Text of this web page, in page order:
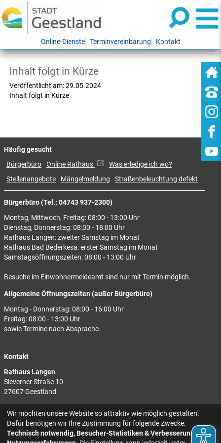
Online-Dienste Terminvereinbarung Kontakt
Inhalt folgt in Kürze
Veröffentlicht am:29.05.2024
Inhalt folgt in Kürze
Bürgerbüro (Tel.: 04743 937-2300)
Montag, Mittwoch, Freitag: 08:00 - 13:00 Uhr
Dienstag, Donnerstag: 08:00 - 18:00 Uhr
Rathaus Langen: zweiter Samstag im Monat
Rathaus Bad Bederkesa: erster Samstag im Monat
Samstagsöffnungszeiten: 08:00 - 13:00 Uhr
Besuche im Einwohnermeldeamt sind nur mit Termin möglich.
Allgemeine Öffnungszeiten (außer Bürgerbüro)
Montag - Donnerstag: 08:00 - 16:00 Uhr
Freitag: 08:00 - 13:00 Uhr
sowie Termine nach Absprache.
Kontakt
Rathaus Langen
Sieverner Straße 10
27607 Geestland
Rathaus Bad Bederkesa
Am Markt 8
27624 Geestland
Häufig gesucht
Bürgerbüro Online Rathaus
Was erledige ich wo?
Stellenangebote
Mängelmeldung Straßenbeleuchtung defekt
Wir möchten unsere Website so attraktiv wie möglich gestalten.
Dafür benötigen wir Ihre Zustimmung für folgende Zwecke:
Technisch notwendig, Besucher-Statistiken & Verbesserung der